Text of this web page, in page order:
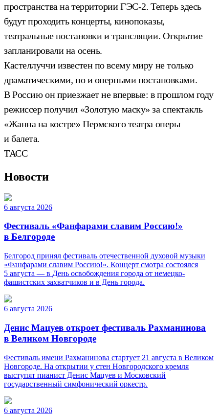
пространства на территории ГЭС-2. Теперь здесь
будут проходить концерты, кинопоказы,
театральные постановки и трансляции. Открытие
запланировали на осень.
Кастеллуччи известен по всему миру не только
драматическими, но и оперными постановками.
В Россию он приезжает не впервые: в прошлом году
режиссер получил «Золотую маску» за спектакль
«Жанна на костре» Пермского театра оперы
и балета.
ТАСС
Новости
6 августа 2026
Фестиваль «Фанфарами славим Россию!»
в Белгороде
Белгород принял фестиваль отечественной духовой музыки
«Фанфарами славим Россию!». Концерт смотра состоялся
5 августа — в День освобождения города от немецко-
фашистских захватчиков и в День города.
6 августа 2026
Денис Мацуев откроет фестиваль Рахманинова
в Великом Новгороде
Фестиваль имени Рахманинова стартует 21 августа в Великом
Новгороде. На открытии у стен Новгородского кремля
выступят пианист Денис Мацуев и Московский
государственный симфонический оркестр.
6 августа 2026